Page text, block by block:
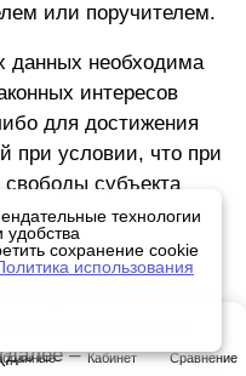
или поручителем.
данных необходима
интересов
для достижения
при условии, что при
субъекта
персональных
круга лиц к
персональных
– Кабинет Сравнение
технологии
удобства
сохранение cookie
использования